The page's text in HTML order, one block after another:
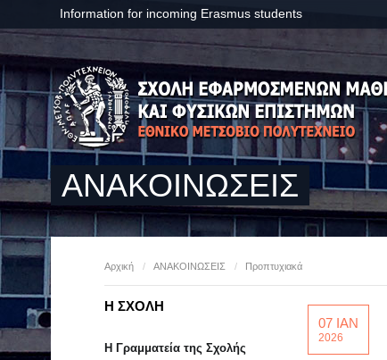
Information for incoming Erasmus students
ΑΝΑΚΟΙΝΩΣΕΙΣ
Αρχική / ΑΝΑΚΟΙΝΩΣΕΙΣ / Προπτυχιακά
07 ΙΑΝ
2026
Η ΣΧΟΛΗ
Η Γραμματεία της Σχολής